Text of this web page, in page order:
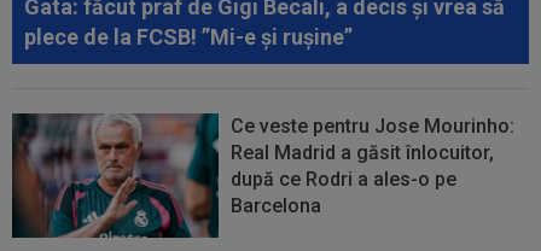
Gata: făcut praf de Gigi Becali, a decis și vrea să
plece de la FCSB! ”Mi-e și rușine”
Ce veste pentru Jose Mourinho:
Real Madrid a găsit înlocuitor,
după ce Rodri a ales-o pe
Barcelona